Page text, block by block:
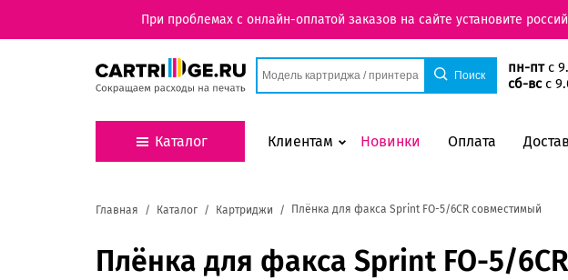
При проблемах с онлайн-оплатой заказов на сайте установите
пн-птс
сб-всс
Каталог Клиентам Новинки Оплата
Главная Каталог Картриджи Плёнка для факса Sprint FO-5/6CR совместимый
Плёнка для факса Sprint FO-5/